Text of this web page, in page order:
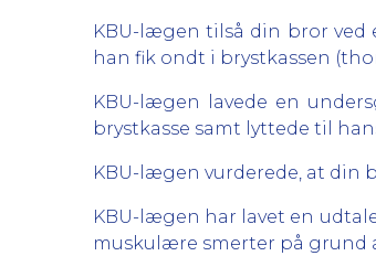
KBU-lægen tilså din bror ved
han fik ondt i brystkassen
KBU-lægen lavede en
brystkasse samt lyttede til
KBU-lægen vurderede, at din
KBU-lægen har lavet en
muskulære smerter på grund